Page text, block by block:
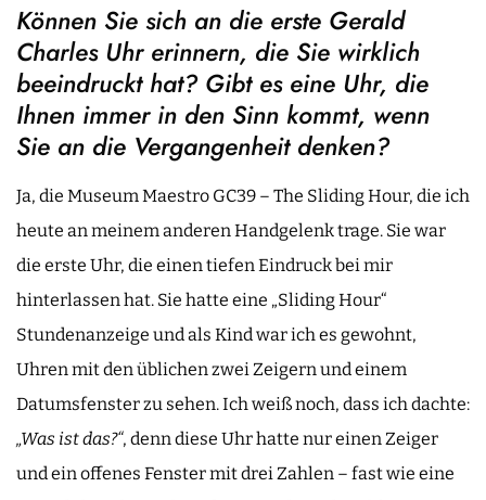
Können Sie sich an die erste Gerald
Charles Uhr erinnern, die Sie wirklich
beeindruckt hat? Gibt es eine Uhr, die
Ihnen immer in den Sinn kommt, wenn
Sie an die Vergangenheit denken?
Ja, die Museum Maestro GC39 – The Sliding Hour, die ich
heute an meinem anderen Handgelenk trage. Sie war
die erste Uhr, die einen tiefen Eindruck bei mir
hinterlassen hat. Sie hatte eine „Sliding Hour“
Stundenanzeige und als Kind war ich es gewohnt,
Uhren mit den üblichen zwei Zeigern und einem
Datumsfenster zu sehen. Ich weiß noch, dass ich dachte:
„Was ist das?“, denn diese Uhr hatte nur einen Zeiger
und ein offenes Fenster mit drei Zahlen – fast wie eine